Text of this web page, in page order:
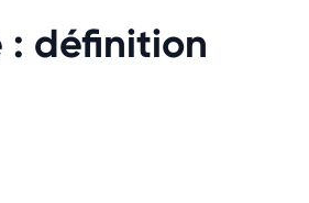
: définition